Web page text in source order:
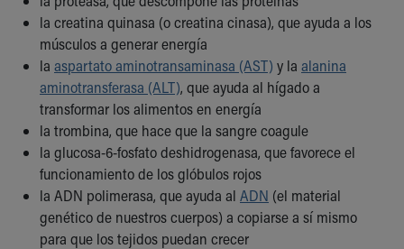
Quality and Patient Safety
Unity and Engagement
Women's Board
Our History
More childhood, please.™
Cincinnati Children's
Your Visit
MyChart Telehealth Visits
Directions
Doggie Brigade
During Your Visit
la creatina quinasa (o creatina cinasa), que ayuda a los
músculos a generar energía
la aspartato aminotransaminasa (AST) y la alanina
aminotransferasa (ALT), que ayuda al hígado a
transformar los alimentos en energía
la trombina, que hace que la sangre coagule
la glucosa-6-fosfato deshidrogenasa, que favorece el
funcionamiento de los glóbulos rojos
la ADN polimerasa, que ayuda al ADN (el material
genético de nuestros cuerpos) a copiarse a sí mismo
para que los tejidos puedan crecer